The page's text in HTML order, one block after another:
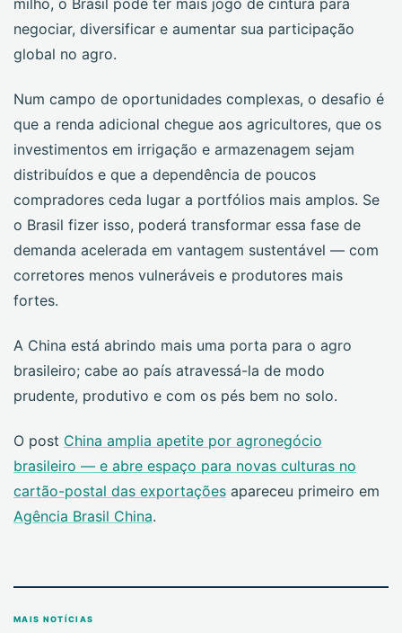
milho, o Brasil pode ter mais jogo de cintura para
negociar, diversificar e aumentar sua participação
global no agro.
Num campo de oportunidades complexas, o desafio é
que a renda adicional chegue aos agricultores, que os
investimentos em irrigação e armazenagem sejam
distribuídos e que a dependência de poucos
compradores ceda lugar a portfólios mais amplos. Se
o Brasil fizer isso, poderá transformar essa fase de
demanda acelerada em vantagem sustentável — com
corretores menos vulneráveis e produtores mais
fortes.
A China está abrindo mais uma porta para o agro
brasileiro; cabe ao país atravessá-la de modo
prudente, produtivo e com os pés bem no solo.
O post China amplia apetite por agronegócio
brasileiro — e abre espaço para novas culturas no
cartão-postal das exportações apareceu primeiro em
Agência Brasil China.
MAIS NOTÍCIAS